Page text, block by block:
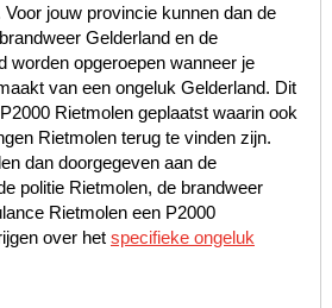
jouw provincie kunnen dan de
Gelderland en de
worden opgeroepen wanneer je
van een ongeluk Gelderland. Dit
Rietmolen geplaatst waarin ook
Rietmolen terug te vinden zijn.
dan doorgegeven aan de
politie Rietmolen, de brandweer
Rietmolen een P2000
over het specifieke ongeluk